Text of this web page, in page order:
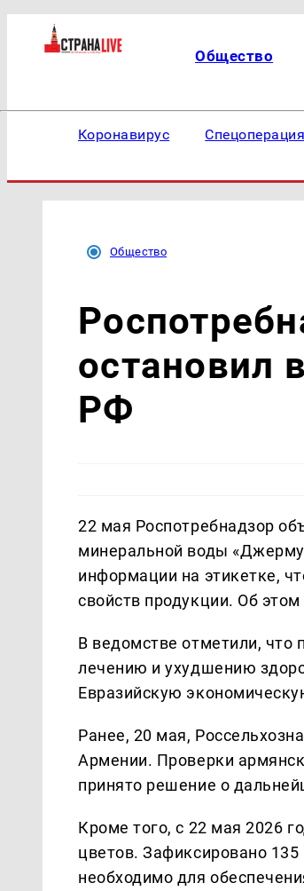
Общество
Коронавирус Спецоперация
Общество
остановил
РФ
22 мая Роспотребнадзор
минеральной воды
информации на этикетке,
свойств продукции. Об
В ведомстве отметили, что
лечению и ухудшению
Евразийскую
Ранее, 20 мая,
Армении. Проверки
принято решение о
Кроме того, с 22 мая 2026
цветов. Зафиксировано
необходимо для